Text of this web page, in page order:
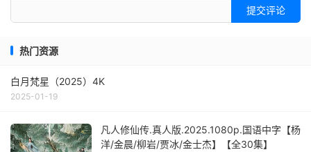
提交评论
热门资源
白月梵星（2025）4K
2025-01-19
凡人修仙传.真人版.2025.1080p.国语中字【杨
洋/金晨/柳岩/贾冰/金士杰】【全30集】